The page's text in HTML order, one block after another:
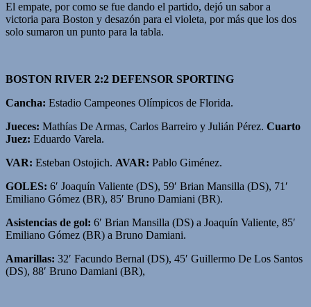
El empate, por como se fue dando el partido, dejó un sabor a
victoria para Boston y desazón para el violeta, por más que los dos
solo sumaron un punto para la tabla.
BOSTON RIVER 2:2 DEFENSOR SPORTING
Cancha: Estadio Campeones Olímpicos de Florida.
Jueces: Mathías De Armas, Carlos Barreiro y Julián Pérez. Cuarto
Juez: Eduardo Varela.
VAR: Esteban Ostojich. AVAR: Pablo Giménez.
GOLES: 6′ Joaquín Valiente (DS), 59′ Brian Mansilla (DS), 71′
Emiliano Gómez (BR), 85′ Bruno Damiani (BR).
Asistencias de gol: 6′ Brian Mansilla (DS) a Joaquín Valiente, 85′
Emiliano Gómez (BR) a Bruno Damiani.
Amarillas: 32′ Facundo Bernal (DS), 45′ Guillermo De Los Santos
(DS), 88′ Bruno Damiani (BR),